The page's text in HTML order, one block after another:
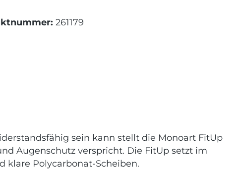
261179
sein kann stellt die Monoart FitUp
Augenschutz verspricht. Die FitUp setzt im
klare Polycarbonat-Scheiben.